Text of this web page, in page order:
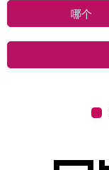
哪个